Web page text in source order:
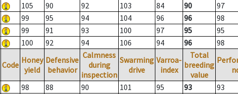
105 90 92 103 84 90
97
99 95 94 104 96 96
98
99 91 93 100 97 95
95
100 92 94 106 94 96 98
Code Honey
yield
Defensive
behavior
Calmness
during
inspection
Swarming
drive
Varroa-
index
Total
breeding
value
98 88 90 101 95 93
93